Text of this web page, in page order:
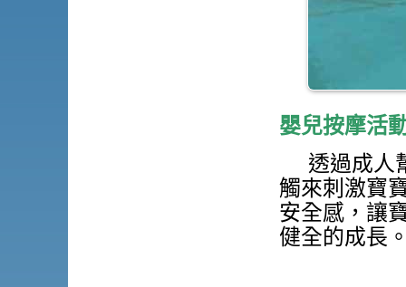
嬰兒按摩活
透過成人
觸來刺激寶
安全感，讓
健全的成長